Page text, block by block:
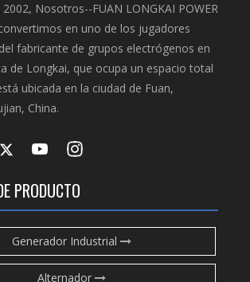
Nosotros--FUAN LONGKAI POWER
en uno de los jugadores
fabricante de grupos electrógenos en
de Longkai, que ocupa un espacio total
ubicada en la ciudad de Fuan,
China.
PRODUCTO
Generador Industrial
Alternador